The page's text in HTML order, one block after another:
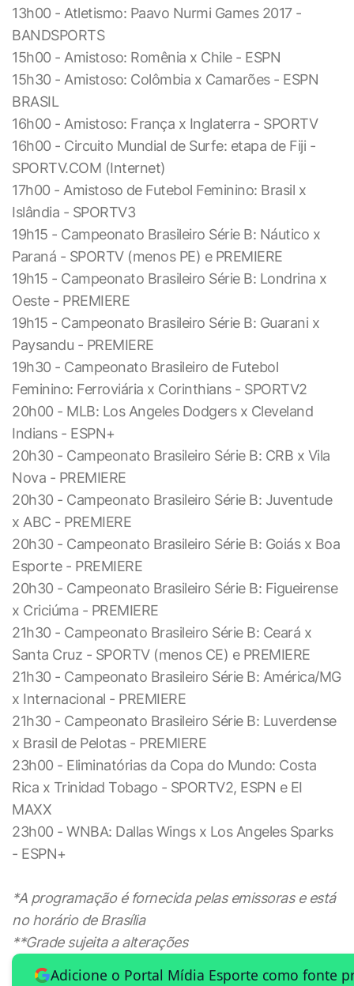
13h00 - Atletismo: Paavo Nurmi Games 2017 -
BANDSPORTS
15h00 - Amistoso: Romênia x Chile - ESPN
15h30 - Amistoso: Colômbia x Camarões - ESPN
BRASIL
16h00 - Amistoso: França x Inglaterra - SPORTV
16h00 - Circuito Mundial de Surfe: etapa de Fiji -
SPORTV.COM (Internet)
17h00 - Amistoso de Futebol Feminino: Brasil x
Islândia - SPORTV3
19h15 - Campeonato Brasileiro Série B: Náutico x
Paraná - SPORTV (menos PE) e PREMIERE
19h15 - Campeonato Brasileiro Série B: Londrina x
Oeste - PREMIERE
19h15 - Campeonato Brasileiro Série B: Guarani x
Paysandu - PREMIERE
19h30 - Campeonato Brasileiro de Futebol
Feminino: Ferroviária x Corinthians - SPORTV2
20h00 - MLB: Los Angeles Dodgers x Cleveland
Indians - ESPN+
20h30 - Campeonato Brasileiro Série B: CRB x Vila
Nova - PREMIERE
20h30 - Campeonato Brasileiro Série B: Juventude
x ABC - PREMIERE
20h30 - Campeonato Brasileiro Série B: Goiás x Boa
Esporte - PREMIERE
20h30 - Campeonato Brasileiro Série B: Figueirense
x Criciúma - PREMIERE
21h30 - Campeonato Brasileiro Série B: Ceará x
Santa Cruz - SPORTV (menos CE) e PREMIERE
21h30 - Campeonato Brasileiro Série B: América/MG
x Internacional - PREMIERE
21h30 - Campeonato Brasileiro Série B: Luverdense
x Brasil de Pelotas - PREMIERE
23h00 - Eliminatórias da Copa do Mundo: Costa
Rica x Trinidad Tobago - SPORTV2, ESPN e EI
MAXX
23h00 - WNBA: Dallas Wings x Los Angeles Sparks
- ESPN+
*A programação é fornecida pelas emissoras e está
no horário de Brasília
**Grade sujeita a alterações
Adicione o Portal Mídia Esporte como fonte